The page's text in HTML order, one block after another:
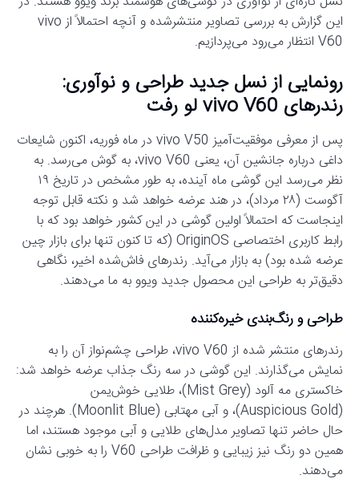
این گزارش به بررسی تصاویر منتشرشده و آنچه احتمالاً از vivo
V60 انتظار می‌رود می‌پردازیم.
رونمایی از نسل جدید طراحی و نوآوری:
رندرهای vivo V60 لو رفت
پس از معرفی موفقیت‌آمیز vivo V50 در ماه فوریه، اکنون شایعات
داغی درباره جانشین آن، یعنی vivo V60، به گوش می‌رسد. به
نظر می‌رسد این گوشی ماه آینده، به طور مشخص در تاریخ ۱۹
آگوست (۲۸ مرداد)، در هند عرضه خواهد شد و نکته قابل توجه
اینجاست که احتمالاً اولین گوشی در این کشور خواهد بود که با
رابط کاربری اختصاصی OriginOS (که تا کنون تنها برای بازار چین
عرضه شده بود) به بازار می‌آید. رندرهای فاش‌شده اخیر، نگاهی
دقیق‌تر به طراحی این محصول جدید ویوو به ما می‌دهند.
طراحی و رنگ‌بندی خیره‌کننده
رندرهای منتشر شده از vivo V60، طراحی چشم‌نواز آن را به
نمایش می‌گذارند. این گوشی در سه رنگ جذاب عرضه خواهد شد:
خاکستری مه آلود (Mist Grey)، طلایی خوش‌یمن
(Auspicious Gold)، و آبی مهتابی (Moonlit Blue). هرچند در
حال حاضر تنها تصاویر مدل‌های طلایی و آبی موجود هستند، اما
همین دو رنگ نیز زیبایی و ظرافت طراحی V60 را به خوبی نشان
می‌دهند.